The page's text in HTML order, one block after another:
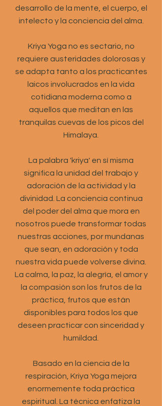
desarrollo de la mente, el cuerpo, el
intelecto y la conciencia del alma.
Kriya Yoga no es sectario, no
requiere austeridades dolorosas y
se adapta tanto a los practicantes
laicos involucrados en la vida
cotidiana moderna como a
aquellos que meditan en las
tranquilas cuevas de los picos del
Himalaya.
La palabra 'kriya' en sí misma
significa la unidad del trabajo y
adoración de la actividad y la
divinidad. La conciencia continua
del poder del alma que mora en
nosotros puede transformar todas
nuestras acciones, por mundanas
que sean, en adoración y toda
nuestra vida puede volverse divina.
La calma, la paz, la alegría, el amor y
la compasión son los frutos de la
práctica, frutos que están
disponibles para todos los que
deseen practicar con sinceridad y
humildad.
Basado en la ciencia de la
respiración, Kriya Yoga mejora
enormemente toda práctica
espiritual. La técnica enfatiza la